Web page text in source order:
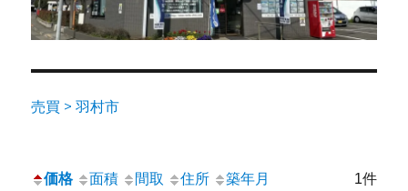
売買 > 羽村市
価格 面積 間取 住所 築年月 1件